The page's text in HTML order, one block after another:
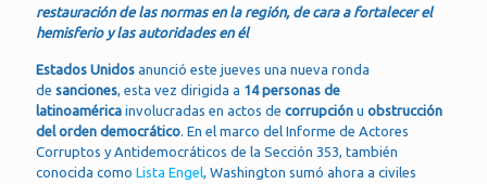
restauración de las normas en la región, de cara a fortalecer el
hemisferio y las autoridades en él
Estados Unidos anunció este jueves una nueva ronda
de sanciones, esta vez dirigida a 14 personas de
latinoamérica involucradas en actos de corrupción u obstrucción
del orden democrático. En el marco del Informe de Actores
Corruptos y Antidemocráticos de la Sección 353, también
conocida como Lista Engel, Washington sumó ahora a civiles